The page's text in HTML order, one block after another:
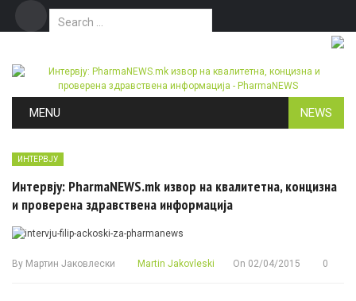
Search for:
MENU NEWS
ИНТЕРВЈУ
Интервју: PharmaNEWS.mk извор на квалитетна, концизна
и проверена здравствена информација
By Мартин Јаковлески Martin Jakovleski On 02/04/2015 0